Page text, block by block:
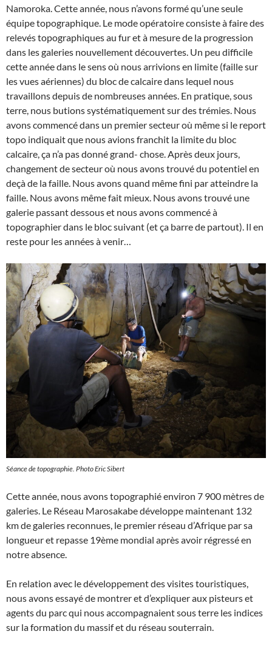
Namoroka. Cette année, nous n’avons formé qu’une seule
équipe topographique. Le mode opératoire consiste à faire des
relevés topographiques au fur et à mesure de la progression
dans les galeries nouvellement découvertes. Un peu difficile
cette année dans le sens où nous arrivions en limite (faille sur
les vues aériennes) du bloc de calcaire dans lequel nous
travaillons depuis de nombreuses années. En pratique, sous
terre, nous butions systématiquement sur des trémies. Nous
avons commencé dans un premier secteur où même si le report
topo indiquait que nous avions franchit la limite du bloc
calcaire, ça n’a pas donné grand- chose. Après deux jours,
changement de secteur où nous avons trouvé du potentiel en
deçà de la faille. Nous avons quand même fini par atteindre la
faille. Nous avons même fait mieux. Nous avons trouvé une
galerie passant dessous et nous avons commencé à
topographier dans le bloc suivant (et ça barre de partout). Il en
reste pour les années à venir…
Séance de topographie. Photo Eric Sibert
Cette année, nous avons topographié environ 7 900 mètres de
galeries. Le Réseau Marosakabe développe maintenant 132
km de galeries reconnues, le premier réseau d’Afrique par sa
longueur et repasse 19ème mondial après avoir régressé en
notre absence.
En relation avec le développement des visites touristiques,
nous avons essayé de montrer et d’expliquer aux pisteurs et
agents du parc qui nous accompagnaient sous terre les indices
sur la formation du massif et du réseau souterrain.